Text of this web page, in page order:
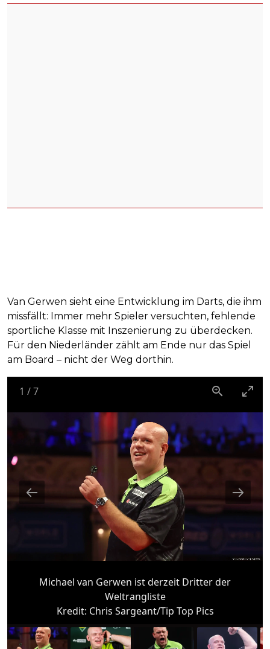
Van Gerwen sieht eine Entwicklung im Darts, die ihm
missfällt: Immer mehr Spieler versuchten, fehlende
sportliche Klasse mit Inszenierung zu überdecken.
Für den Niederländer zählt am Ende nur das Spiel
am Board – nicht der Weg dorthin.
1 /7
Michael van Gerwen ist derzeit Dritter der
Weltrangliste
Kredit: Chris Sargeant/Tip Top Pics